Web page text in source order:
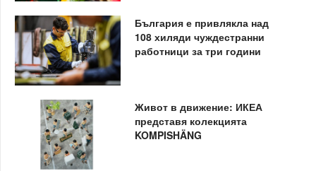
България е привлякла над
108 хиляди чуждестранни
работници за три години
Живот в движение: ИКЕА
представя колекцията
KOMPISHÄNG